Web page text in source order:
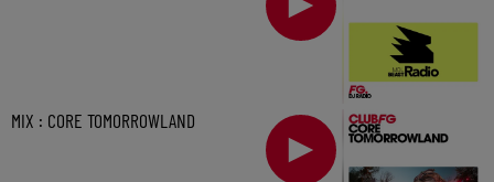
MIX : CORE TOMORROWLAND